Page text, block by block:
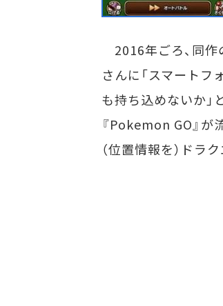
2016年ごろ、同作
さんに「スマートフ
も持ち込めないか」
『Pokemon GO』
（位置情報を）ドラ